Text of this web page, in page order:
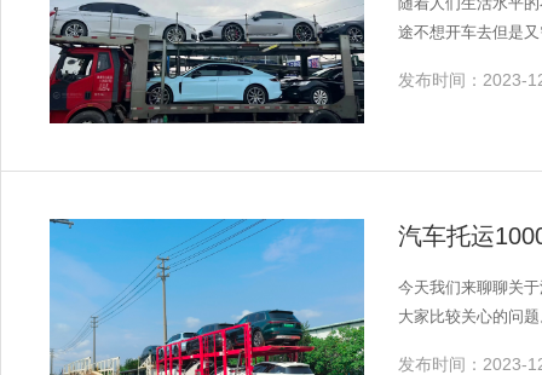
途不想开车去但是
发布时间：2023-
汽车托运
今天我们来聊聊关
大家比较关心的问
发布时间：2023-